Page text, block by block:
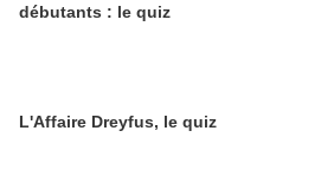
débutants : le quiz
L'Affaire Dreyfus, le quiz